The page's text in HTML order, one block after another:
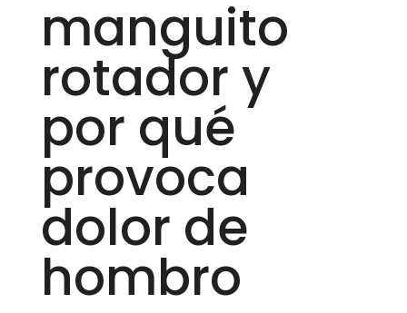
manguito
rotador y
por qué
provoca
dolor de
hombro